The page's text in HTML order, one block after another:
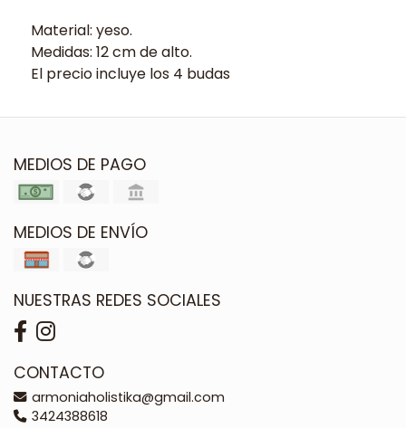
Material: yeso.
Medidas: 12 cm de alto.
El precio incluye los 4 budas
MEDIOS DE PAGO
MEDIOS DE ENVÍO
NUESTRAS REDES SOCIALES
CONTACTO
armoniaholistika@gmail.com
3424388618